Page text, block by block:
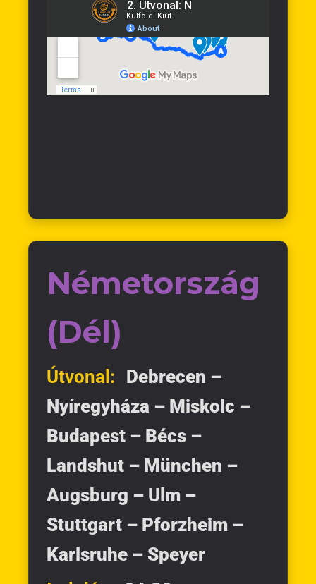
Németország
(Dél)
Útvonal: Debrecen –
Nyíregyháza – Miskolc –
Budapest – Bécs –
Landshut – München –
Augsburg – Ulm –
Stuttgart – Pforzheim –
Karlsruhe – Speyer